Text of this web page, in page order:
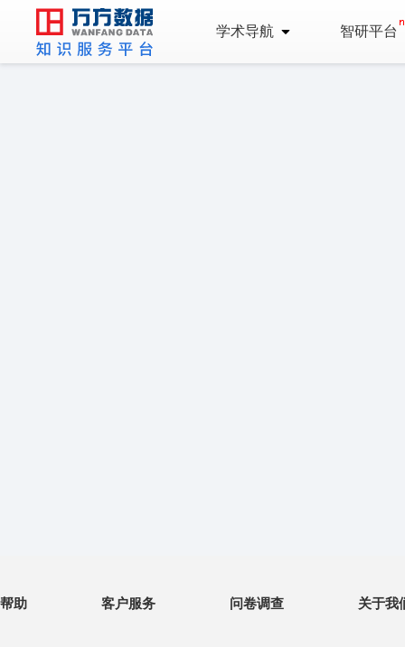
学术导航 智研平台
帮助 客户服务 问卷调查 关于我